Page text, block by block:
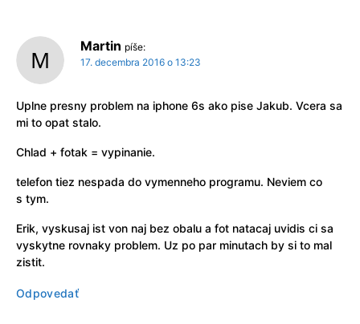
Martin píše:
17. decembra 2016 o 13:23
Uplne presny problem na iphone 6s ako pise Jakub. Vcera sa
mi to opat stalo.
Chlad + fotak = vypinanie.
telefon tiez nespada do vymenneho programu. Neviem co
s tym.
Erik, vyskusaj ist von naj bez obalu a fot natacaj uvidis ci sa
vyskytne rovnaky problem. Uz po par minutach by si to mal
zistit.
Odpovedať